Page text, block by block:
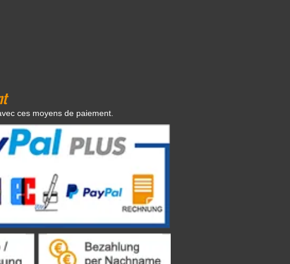
ces moyens de paiement.